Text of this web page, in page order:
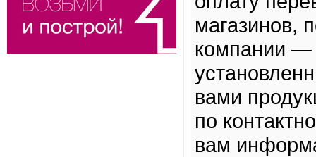
магазинов,
компании —
вами
по
вам